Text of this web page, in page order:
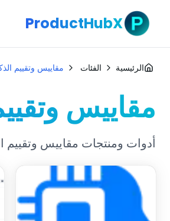
ProductHubX
الرئيسية الفئات مقاييس وتقييم
مقاييس
أدوات ومنتجات مقاييس وتقييم